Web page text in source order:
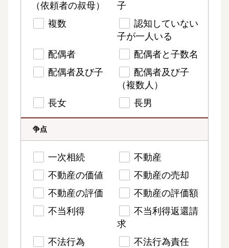
（依頼者の叔母）
子
複数
認知していない
子が一人いる
配偶者
配偶者と子数名
配偶者及び子
配偶者及び子
（複数人）
長女
長男
争点
一次相続
不動産
不動産の価値
不動産の売却
不動産の評価
不動産の評価額
不当利得
不当利得返還請
求
不法行為
不法行為責任